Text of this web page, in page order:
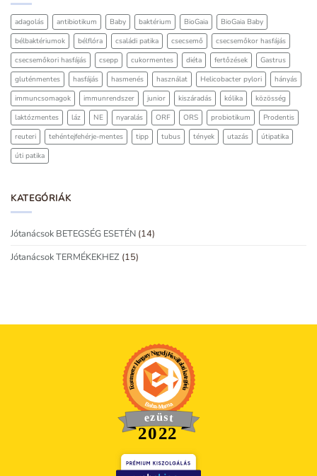
adagolás antibiotikum Baby baktérium BioGaia
BioGaia Baby
bélbaktériumok
bélflóra családi patika csecsemő
csecsemőkor hasfájás
csecsemőkori hasfájás
csepp cukormentes diéta fertőzések
Gastrus
gluténmentes
hasfájás hasmenés használat Helicobacter pylori
hányás
immuncsomagok
immunrendszer junior kiszáradás kólika
közösség
laktózmentes
láz NE nyaralás ORF ORS probiotikum
Prodentis
reuteri
tehéntejfehérje-mentes tipp tubus tények utazás
útipatika
úti patika
KATEGÓRIÁK
Jótanácsok BETEGSÉG ESETÉN (14)
Jótanácsok TERMÉKEKHEZ (15)